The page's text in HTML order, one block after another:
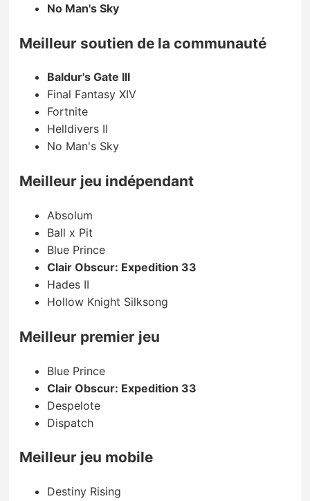
No Man's Sky
Meilleur soutien de la communauté
Baldur's Gate III
Final Fantasy XIV
Fortnite
Helldivers II
No Man's Sky
Meilleur jeu indépendant
Absolum
Ball x Pit
Blue Prince
Clair Obscur: Expedition 33
Hades II
Hollow Knight Silksong
Meilleur premier jeu
Blue Prince
Clair Obscur: Expedition 33
Despelote
Dispatch
Meilleur jeu mobile
Destiny Rising